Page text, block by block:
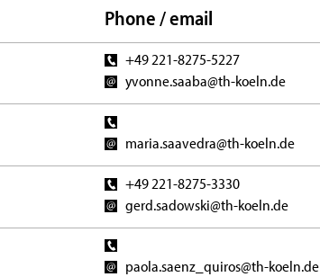
Phone / email
+49 221-8275-5227
yvonne.saaba@th-koeln.de
maria.saavedra@th-koeln.de
+49 221-8275-3330
gerd.sadowski@th-koeln.de
paola.saenz_quiros@th-koeln.de